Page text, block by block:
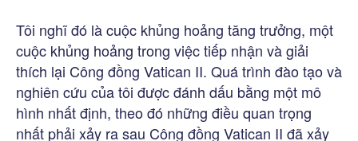
Tôi nghĩ đó là cuộc khủng hoảng tăng trưởng, một
cuộc khủng hoảng trong việc tiếp nhận và giải
thích lại Công đồng Vatican II. Quá trình đào tạo và
nghiên cứu của tôi được đánh dấu bằng một mô
hình nhất định, theo đó những điều quan trọng
nhất phải xảy ra sau Công đồng Vatican II đã xảy